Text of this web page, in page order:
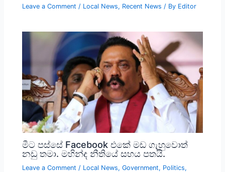
Leave a Comment / Local News, Recent News / By Editor
මීට පස්සේ Facebook එකේ මඩ ගැහුවොත්
නඩු තමා. මහින්ද නීතියේ සහය පතයි.
Leave a Comment / Local News,Government, Politics,